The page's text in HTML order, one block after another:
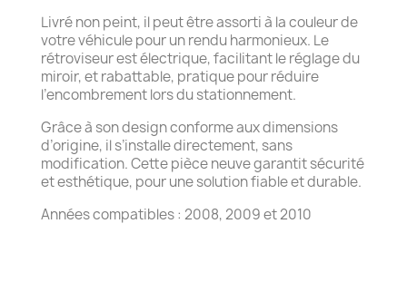
Livré non peint, il peut être assorti à la couleur de
votre véhicule pour un rendu harmonieux. Le
rétroviseur est électrique, facilitant le réglage du
miroir, et rabattable, pratique pour réduire
l’encombrement lors du stationnement.
Grâce à son design conforme aux dimensions
d’origine, il s’installe directement, sans
modification. Cette pièce neuve garantit sécurité
et esthétique, pour une solution fiable et durable.
Années compatibles : 2008, 2009 et 2010